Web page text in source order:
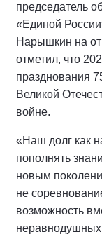
председатель
«Единой
Нарышкин на
отметил, что
празднования
Великой
войне.
«Наш долг как
пополнять
новым
не
возможность